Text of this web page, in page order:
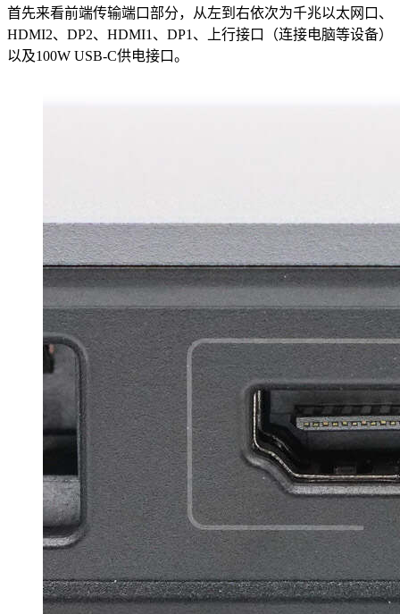
首先来看前端传输端口部分，从左到右依次为千兆以太网口、
HDMI2、DP2、HDMI1、DP1、上行接口（连接电脑等设备）
以及100W USB-C供电接口。